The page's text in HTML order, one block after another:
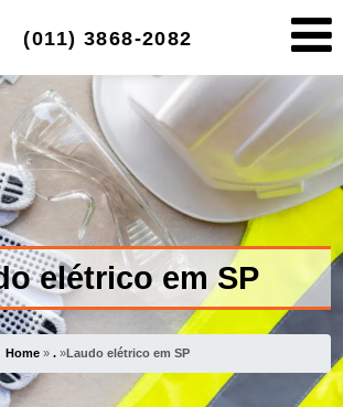
(011) 3868-2082
elétrico em SP
Home » . »Laudo elétrico em SP